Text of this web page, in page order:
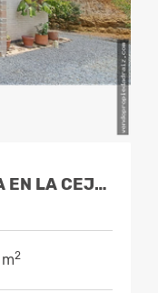
CASA EN PARCELACIÓN PARA VENTA EN LA CEJA - RURAL
2